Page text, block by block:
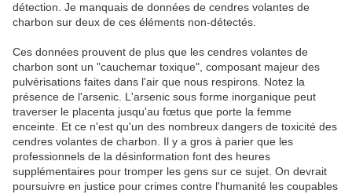
détection. Je manquais de données de cendres volantes de
charbon sur deux de ces éléments non-détectés.
Ces données prouvent de plus que les cendres volantes de
charbon sont un "cauchemar toxique", composant majeur des
pulvérisations faites dans l'air que nous respirons. Notez la
présence de l'arsenic. L'arsenic sous forme inorganique peut
traverser le placenta jusqu'au fœtus que porte la femme
enceinte. Et ce n'est qu'un des nombreux dangers de toxicité des
cendres volantes de charbon. Il y a gros à parier que les
professionnels de la désinformation font des heures
supplémentaires pour tromper les gens sur ce sujet. On devrait
poursuivre en justice pour crimes contre l'humanité les coupables